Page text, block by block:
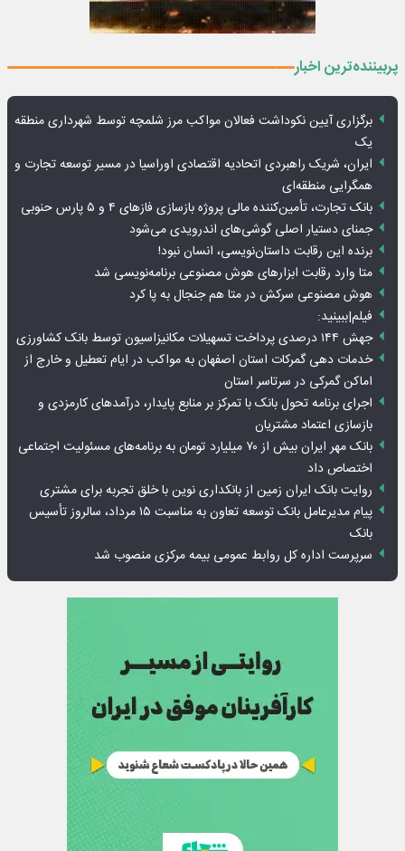
پربیننده‌ترین اخبار
برگزاری آیین نکوداشت فعالان مواکب مرز شلمچه توسط شهرداری منطقه
یک
ایران، شریک راهبردی اتحادیه اقتصادی اوراسیا در مسیر توسعه تجارت و
همگرایی منطقه‌ای
بانک تجارت، تأمین‌کننده مالی پروژه بازسازی فازهای ۴ و ۵ پارس حنوبی
جمنای دستیار اصلی گوشی‌های اندرویدی می‌شود
برنده این رقابت داستان‌نویسی، انسان نبود!
متا وارد رقابت ابزارهای هوش مصنوعی برنامه‌نویسی شد
هوش مصنوعی سرکش در متا هم جنجال به پا کرد
فیلم|ببینید:
جهش ۱۴۴ درصدی پرداخت تسهیلات مکانیزاسیون توسط بانک کشاورزی
خدمات دهی گمرکات استان اصفهان به مواکب در ایام تعطیل و خارج از
اماکن گمرکی در سرتاسر استان
اجرای برنامه تحول بانک با تمرکز بر منابع پایدار، درآمدهای کارمزدی و
بازسازی اعتماد مشتریان
بانک مهر ایران بیش از ۷۰ میلیارد تومان به برنامه‌های مسئولیت اجتماعی
اختصاص داد
روایت بانک ایران زمین از بانکداری نوین با خلق تجربه برای مشتری
پیام مدیرعامل بانک توسعه تعاون به مناسبت ۱۵ مرداد، سالروز تأسیس
بانک
سرپرست اداره کل روابط عمومی بیمه مرکزی منصوب شد